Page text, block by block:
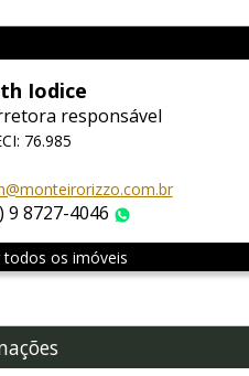
Iodice
responsável
76.985
9 8727-4046
todos os imóveis